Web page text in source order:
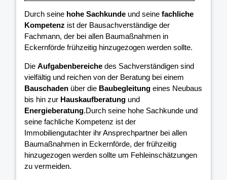
Durch seine hohe Sachkunde und seine fachliche
Kompetenz ist der Bausachverständige der
Fachmann, der bei allen Baumaßnahmen in
Eckernförde frühzeitig hinzugezogen werden sollte.
Die Aufgabenbereiche des Sachverständigen sind
vielfältig und reichen von der Beratung bei einem
Bauschaden über die Baubegleitung eines Neubaus
bis hin zur Hauskaufberatung und
Energieberatung.Durch seine hohe Sachkunde und
seine fachliche Kompetenz ist der
Immobiliengutachter ihr Ansprechpartner bei allen
Baumaßnahmen in Eckernförde, der frühzeitig
hinzugezogen werden sollte um Fehleinschätzungen
zu vermeiden.